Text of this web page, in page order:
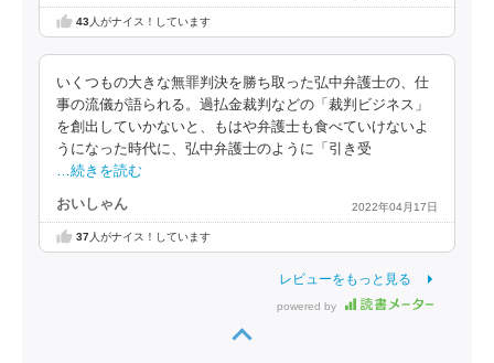
43人がナイス！しています
いくつもの大きな無罪判決を勝ち取った弘中弁護士の、仕
事の流儀が語られる。過払金裁判などの「裁判ビジネス」
を創出していかないと、もはや弁護士も食べていけないよ
うになった時代に、弘中弁護士のように「引き受
…続きを読む
おいしゃん 2022年04月17日
37人がナイス！しています
レビューをもっと見る
powered by